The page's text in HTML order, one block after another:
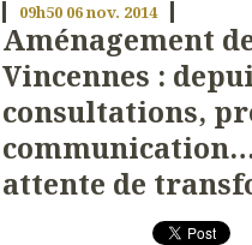
09h50 06nov. 2014
Aménagement
Vincennes :
consultations,
attente de